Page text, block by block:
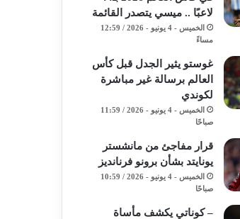
لاعبًا .. ميسي يتصدر القائمة
الخميس - 4 يونيو - 2026 / 12:59
مساءً
غوستو يثير الجدل قبل كأس
العالم برسالة غير مباشرة
لكوندي
الخميس - 4 يونيو - 2026 / 11:59
صباحًا
قرار مفاجئ من مانشستر
يونايتد بشأن برونو فرنانديز
الخميس - 4 يونيو - 2026 / 10:59
صباحًا
– كوناتي يكشف مأساة